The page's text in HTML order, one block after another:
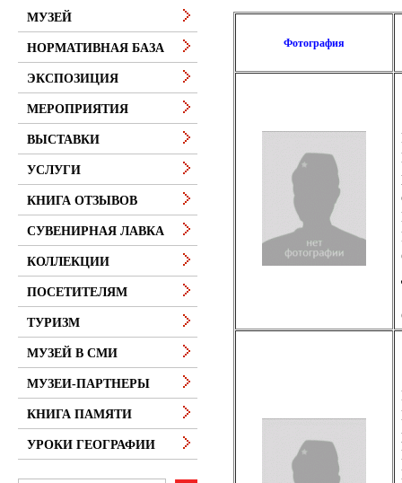
Фотография
МУЗЕЙ
НОРМАТИВНАЯ БАЗА
ЭКСПОЗИЦИЯ
МЕРОПРИЯТИЯ
ВЫСТАВКИ
УСЛУГИ
КНИГА ОТЗЫВОВ
СУВЕНИРНАЯ ЛАВКА
КОЛЛЕКЦИИ
ПОСЕТИТЕЛЯМ
ТУРИЗМ
МУЗЕЙ В СМИ
МУЗЕИ-ПАРТНЕРЫ
КНИГА ПАМЯТИ
УРОКИ ГЕОГРАФИИ